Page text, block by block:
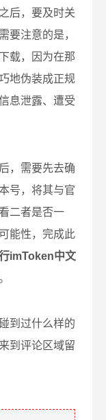
后，要及时关
要注意的是，
载，因为在那
地伪装成正规
息泄露、遭受
，需要先去确
号，将其与官
二者是否一
能性，完成此
imToken中文
到过什么样的
到评论区域留